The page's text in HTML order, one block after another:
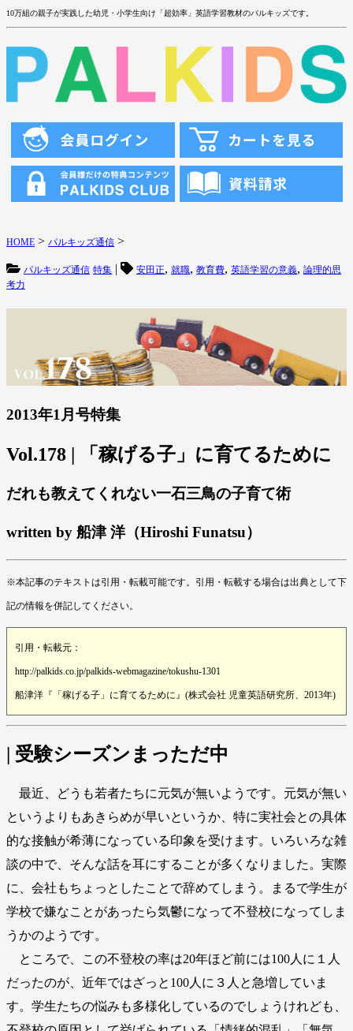
10万組の親子が実践した幼児・小学生向け「超効率」英語学習教材のパルキッズです。
HOME > パルキッズ通信 >
パルキッズ通信 特集 | 安田正, 就職, 教育費, 英語学習の意義, 論理的思
考力
2013年1月号特集
Vol.178 | 「稼げる子」に育てるために
だれも教えてくれない一石三鳥の子育て術
written by 船津 洋（Hiroshi Funatsu）
※本記事のテキストは引用・転載可能です。引用・転載する場合は出典として下
記の情報を併記してください。
引用・転載元：
http://palkids.co.jp/palkids-webmagazine/tokushu-1301
船津洋『「稼げる子」に育てるために』(株式会社 児童英語研究所、2013年)
| 受験シーズンまっただ中
最近、どうも若者たちに元気が無いようです。元気が無い
というよりもあきらめが早いというか、特に実社会との具体
的な接触が希薄になっている印象を受けます。いろいろな雑
談の中で、そんな話を耳にすることが多くなりました。実際
に、会社もちょっとしたことで辞めてしまう。まるで学生が
学校で嫌なことがあったら気鬱になって不登校になってしま
うかのようです。
ところで、この不登校の率は20年ほど前には100人に１人
だったのが、近年ではざっと100人に３人と急増していま
す。学生たちの悩みも多様化しているのでしょうけれども、